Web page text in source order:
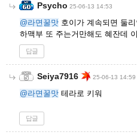
Psycho 25-06-13 14:53
@라면꿀맛 호이가 계속되면 둘리
하맥부 또 주는거만해도 혜잔데
답글
Seiya7916 25-06-13 14:59
@라면꿀맛 테라로 키워
답글